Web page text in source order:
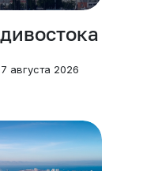
августа 2026